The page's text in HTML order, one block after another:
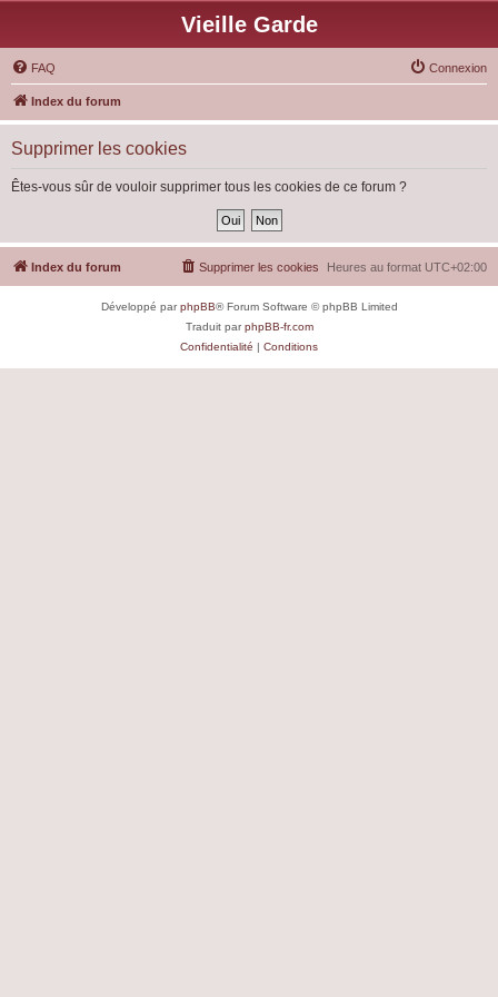
Vieille Garde
FAQ Connexion
Index du forum
Supprimer les cookies
Êtes-vous sûr de vouloir supprimer tous les cookies de ce forum ?
Index du forum Heures au format UTC+02:00
Supprimer les cookies
Développé parphpBB® Forum Software © phpBB Limited
Traduit parphpBB-fr.com
Confidentialité | Conditions